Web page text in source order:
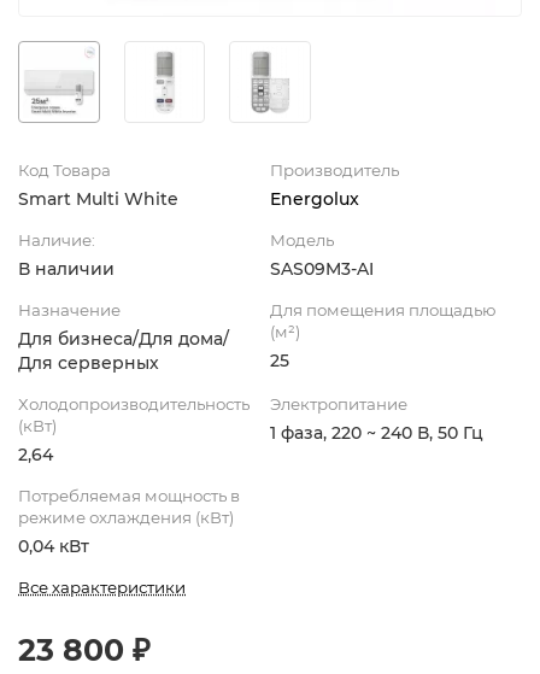
Код Товара
Smart Multi White
Производитель
Energolux
Наличие:
В наличии
Модель
SAS09M3-AI
Назначение
Для бизнеса/Для дома/
Для серверных
Для помещения площадью
(м²)
25
Холодопроизводительность
(кВт)
2,64
Электропитание
1 фаза, 220 ~ 240 В, 50 Гц
Потребляемая мощность в
режиме охлаждения (кВт)
0,04 кВт
Все характеристики
23 800 ₽